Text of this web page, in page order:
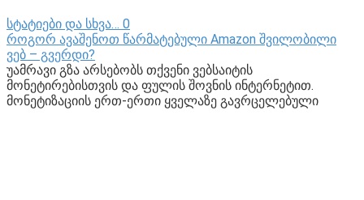
სტატიები და სხვა… 0
როგორ ავაშენოთ წარმატებული Amazon შვილობილი
ვებ – გვერდი?
უამრავი გზა არსებობს თქვენი ვებსაიტის
მონეტირებისთვის და ფულის შოვნის ინტერნეტით.
მონეტიზაციის ერთ-ერთი ყველაზე გავრცელებული